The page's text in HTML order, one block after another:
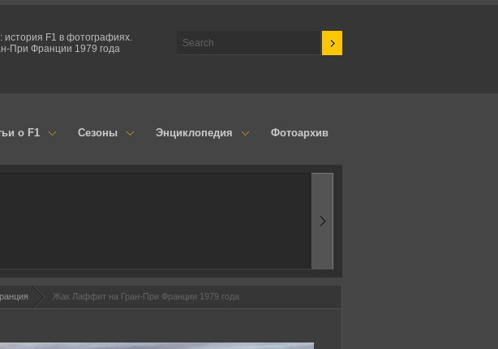
F1 в фотографиях.
При Франции 1979 года
о F1 Сезоны Энциклопедия Фотоархив
Жак Лаффит на Гран-При Франции 1979 года